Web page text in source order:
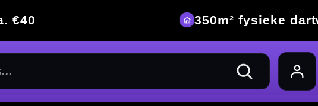
350m² fysieke dartwinkel